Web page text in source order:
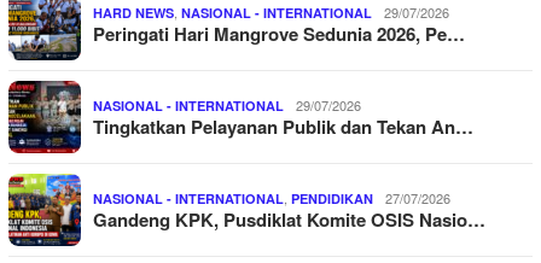
HARD NEWS NASIONAL - INTERNATIONAL 29/07/2026
Peringati Hari Mangrove Sedunia 2026, Pe…
NASIONAL - INTERNATIONAL 29/07/2026
Tingkatkan Pelayanan Publik dan Tekan An…
NASIONAL - INTERNATIONAL PENDIDIKAN 27/07/2026
Gandeng KPK, Pusdiklat Komite OSIS Nasio…